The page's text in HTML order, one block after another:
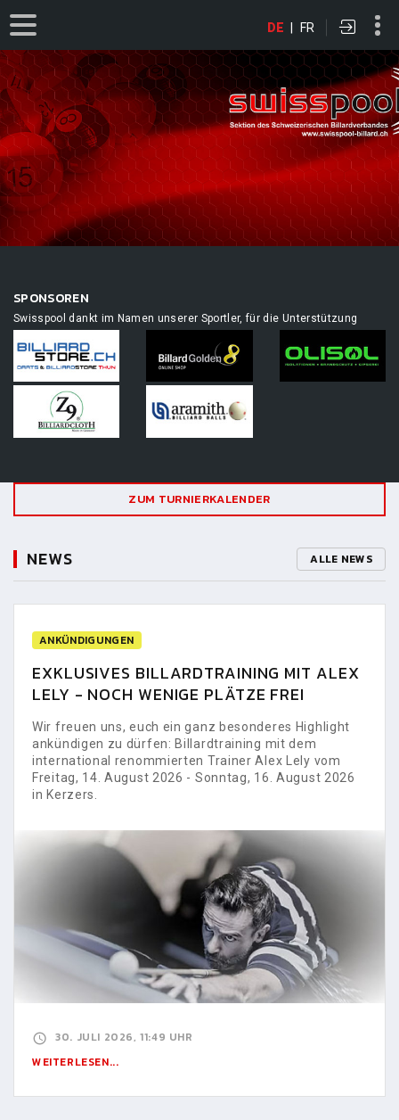
DE | FR
SPONSOREN
Swisspool dankt im Namen unserer Sportler, für die Unterstützung
ZUM TURNIERKALENDER
NEWS ALLE NEWS
ANKÜNDIGUNGEN
EXKLUSIVES BILLARDTRAINING MIT ALEX
LELY - NOCH WENIGE PLÄTZE FREI
Wir freuen uns, euch ein ganz besonderes Highlight
ankündigen zu dürfen: Billardtraining mit dem
international renommierten Trainer Alex Lely vom
Freitag, 14. August 2026 - Sonntag, 16. August 2026
in Kerzers.
30. JULI 2026, 11:49 UHR
WEITERLESEN...